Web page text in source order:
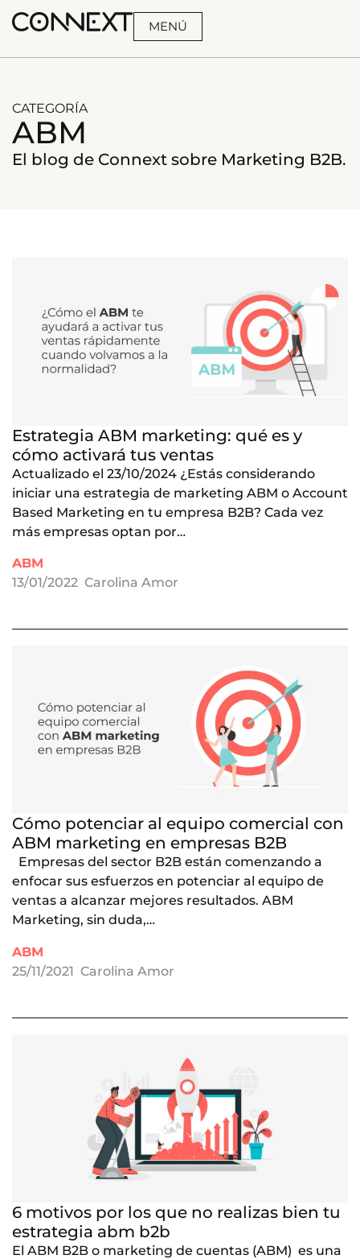
MENÚ
CATEGORÍA
ABM
El blog de Connext sobre Marketing B2B.
Estrategia ABM marketing: qué es y
cómo activará tus ventas
Actualizado el 23/10/2024 ¿Estás considerando
iniciar una estrategia de marketing ABM o Account
Based Marketing en tu empresa B2B? Cada vez
más empresas optan por…
ABM
13/01/2022 Carolina Amor
Cómo potenciar al equipo comercial con
ABM marketing en empresas B2B
Empresas del sector B2B están comenzando a
enfocar sus esfuerzos en potenciar al equipo de
ventas a alcanzar mejores resultados. ABM
Marketing, sin duda,…
ABM
25/11/2021 Carolina Amor
6 motivos por los que no realizas bien tu
estrategia abm b2b
El ABM B2B o marketing de cuentas (ABM) es una